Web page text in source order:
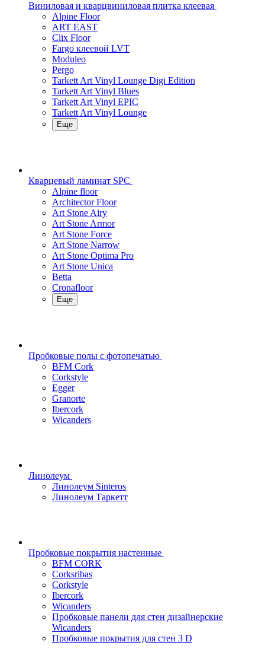
Виниловая и кварцвиниловая плитка клеевая
Alpine Floor
ART EAST
Clix Floor
Fargo клеевой LVT
Moduleo
Pergo
Tarkett Art Vinyl Lounge Digi Edition
Tarkett Art Vinyl Blues
Tarkett Art Vinyl EPIC
Tarkett Art Vinyl Lounge
Еще
Кварцевый ламинат SPC
Alpine floor
Architector Floor
Art Stone Airy
Art Stone Armor
Art Stone Force
Art Stone Narrow
Art Stone Optima Pro
Art Stone Unica
Betta
Cronafloor
Еще
Пробковые полы с фотопечатью
BFM Cork
Corkstyle
Egger
Granorte
Ibercork
Wicanders
Линолеум
Линолеум Sinteros
Линолеум Таркетт
Пробковые покрытия настенные
BFM CORK
Corksribas
Corkstyle
Ibercork
Wicanders
Пробковые панели для стен дизайнерские
Wicanders
Пробковые покрытия для стен 3 D